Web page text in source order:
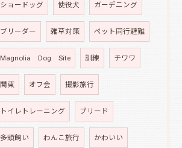
ショードッグ 使役犬 ガーデニング
ブリーダー 雑草対策 ペット同行避難
Magnolia Dog Site 訓練 チワワ
関東 オフ会 撮影旅行
トイレトレーニング ブリード
多頭飼い わんこ旅行 かわいい